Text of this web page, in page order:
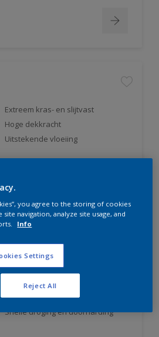
Extreem kras- en slijtvast
Hoge dekkracht
Uitstekende vloeiing
Satin
Extreem kras- en slijtvast
Huidvetresistente zijdeglanslak
Snelle droging en doorharding
you agree to the storing of cookies
navigation, analyze site usage, and
Info
Settings
Reject All